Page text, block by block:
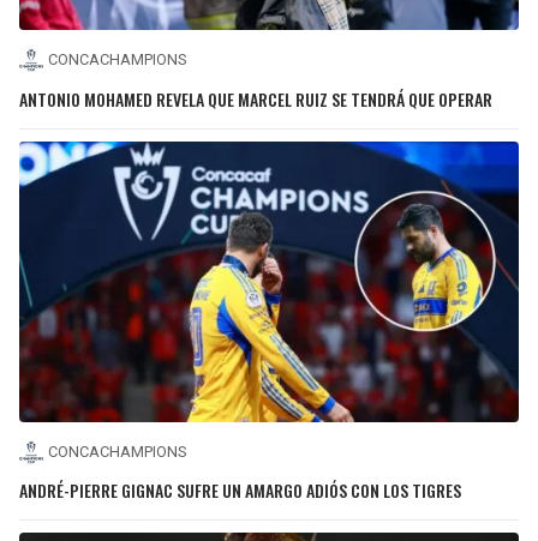
CONCACHAMPIONS
ANTONIO MOHAMED REVELA QUE MARCEL RUIZ SE TENDRÁ QUE OPERAR
CONCACHAMPIONS
ANDRÉ-PIERRE GIGNAC SUFRE UN AMARGO ADIÓS CON LOS TIGRES